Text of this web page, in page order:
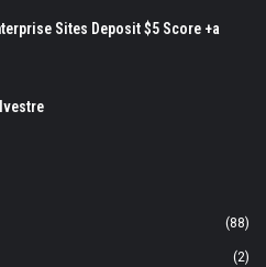
Sites Deposit $5 Score +a
(88)
(2)